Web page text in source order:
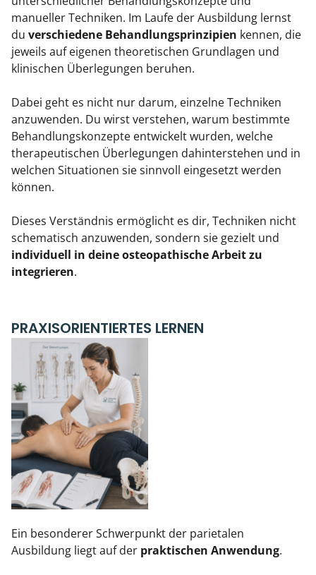
manueller Techniken. Im Laufe der Ausbildung lernst
du verschiedene Behandlungsprinzipien kennen, die
jeweils auf eigenen theoretischen Grundlagen und
klinischen Überlegungen beruhen.
Dabei geht es nicht nur darum, einzelne Techniken
anzuwenden. Du wirst verstehen, warum bestimmte
Behandlungskonzepte entwickelt wurden, welche
therapeutischen Überlegungen dahinterstehen und in
welchen Situationen sie sinnvoll eingesetzt werden
können.
Dieses Verständnis ermöglicht es dir, Techniken nicht
schematisch anzuwenden, sondern sie gezielt und
individuell in deine osteopathische Arbeit zu
integrieren.
PRAXISORIENTIERTES LERNEN
Ein besonderer Schwerpunkt der parietalen
Ausbildung liegt auf der praktischen Anwendung.